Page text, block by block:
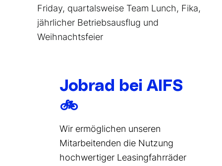
Friday, quartalsweise Team Lunch, Fika,
jährlicher Betriebsausflug und
Weihnachtsfeier
Jobrad bei AIFS
🚲
Wir ermöglichen unseren
Mitarbeitenden die Nutzung
hochwertiger Leasingfahrräder